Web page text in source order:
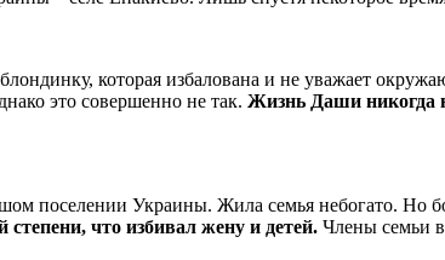
которая избалована и не уважает
это совершенно не так. Жизнь Даши никогда
поселении Украины. Жила семья небогато. Но
что избивал жену и детей. Члены семьи